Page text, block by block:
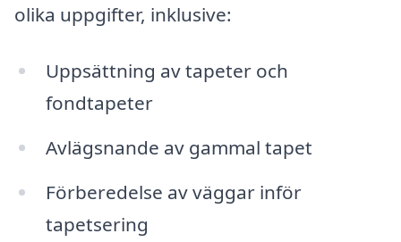
olika uppgifter, inklusive:
Uppsättning av tapeter och
fondtapeter
Avlägsnande av gammal tapet
Förberedelse av väggar inför
tapetsering